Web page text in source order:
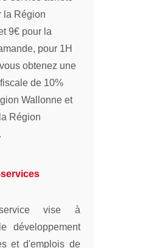
la Région
9€ pour la
pour 1H
obtenez une
de 10%
Wallonne et
Région
vise à
développement
et d'emplois de